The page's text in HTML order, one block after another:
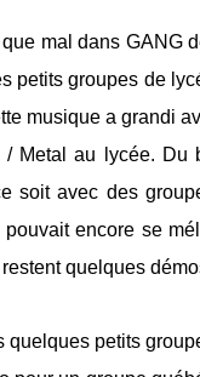
mal dans GANG
petits groupes de
musique a grandi
Metal au lycée. Du
soit avec des
pouvait encore se
quelques
quelques petits